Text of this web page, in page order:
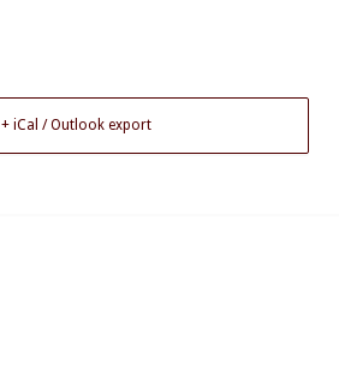
+ iCal / Outlook export